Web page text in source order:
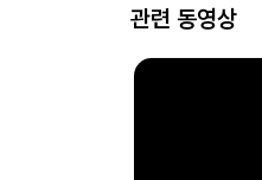
관련 동영상